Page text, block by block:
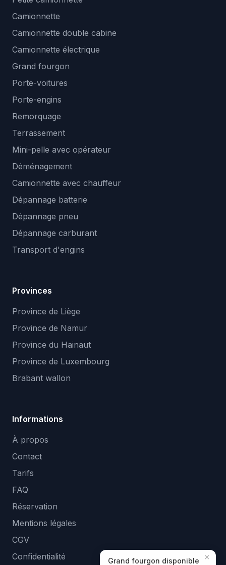
Camionnette
Camionnette double cabine
Camionnette électrique
Grand fourgon
Porte-voitures
Porte-engins
Remorquage
Terrassement
Mini-pelle avec opérateur
Déménagement
Camionnette avec chauffeur
Dépannage batterie
Dépannage pneu
Dépannage carburant
Transport d'engins
Provinces
Province de Liège
Province de Namur
Province du Hainaut
Province de Luxembourg
Brabant wallon
Informations
À propos
Contact
Tarifs
FAQ
Réservation
Mentions légales
CGV
Confidentialité
×
Grand fourgon disponible